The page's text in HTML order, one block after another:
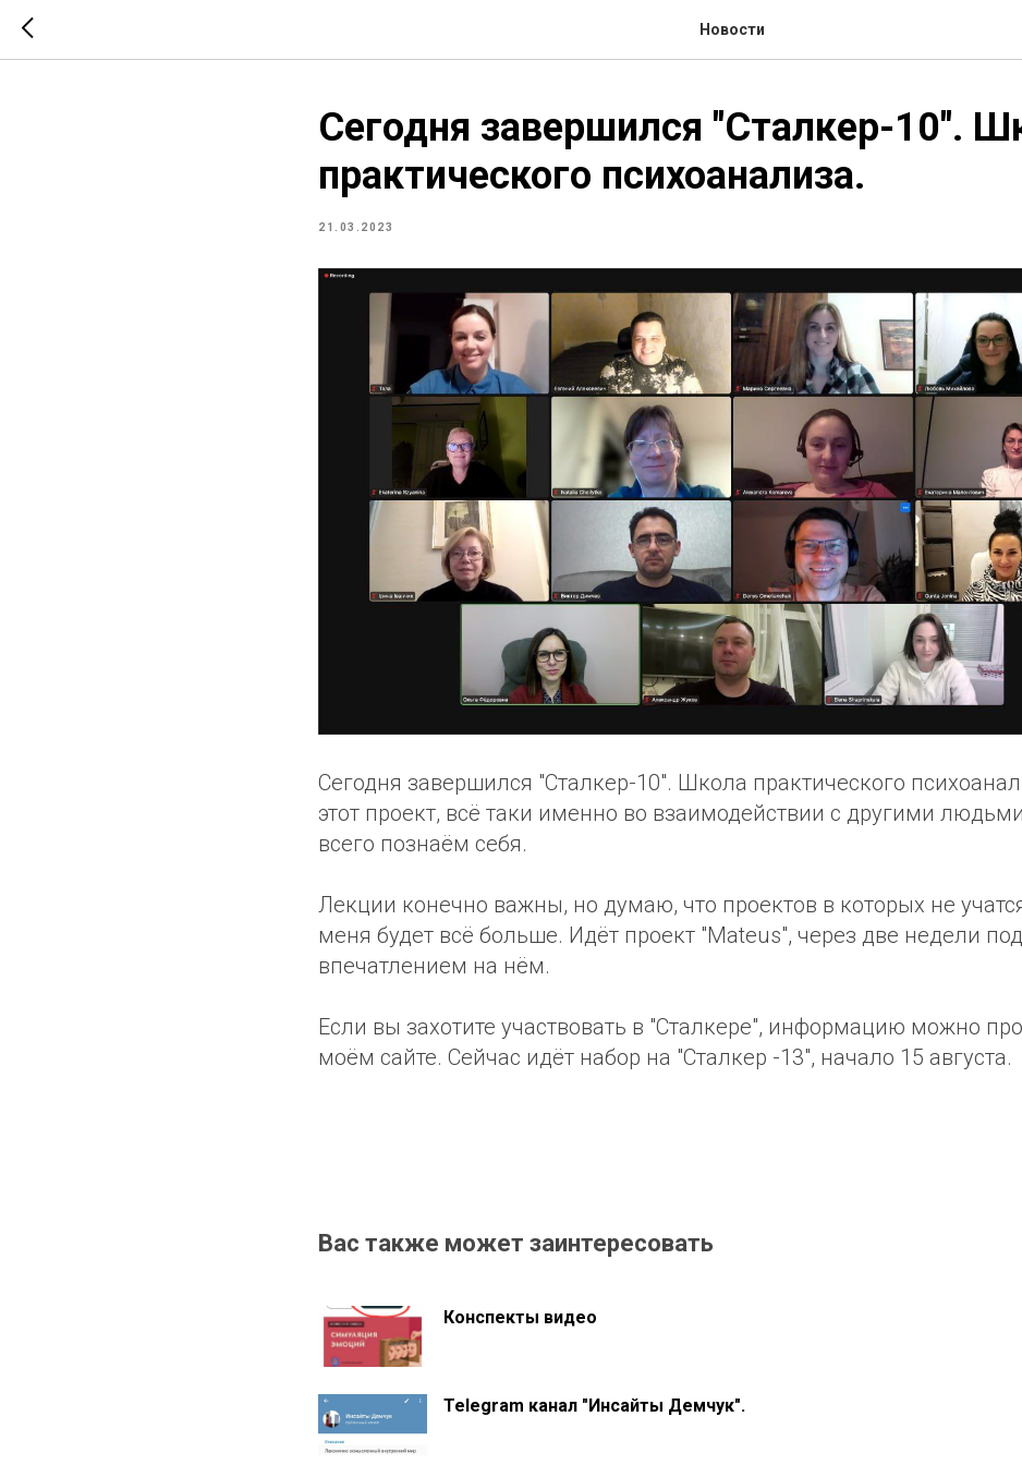
Новости
Сегодня завершился "Сталкер-10".
практического психоанализа.
21.03.2023
Сегодня завершился "Сталкер-10". Школа практического
этот проект, всё таки именно во взаимодействии с другими
всего познаём себя.
Лекции конечно важны, но думаю, что проектов в которых не
меня будет всё больше. Идёт проект "Mateus", через две недели
впечатлением на нём.
Если вы захотите участвовать в "Сталкере", информацию можно
моём сайте. Сейчас идёт набор на "Сталкер -13", начало 15 августа.
Вас также может заинтересовать
Конспекты видео
Telegram канал "Инсайты Демчук".